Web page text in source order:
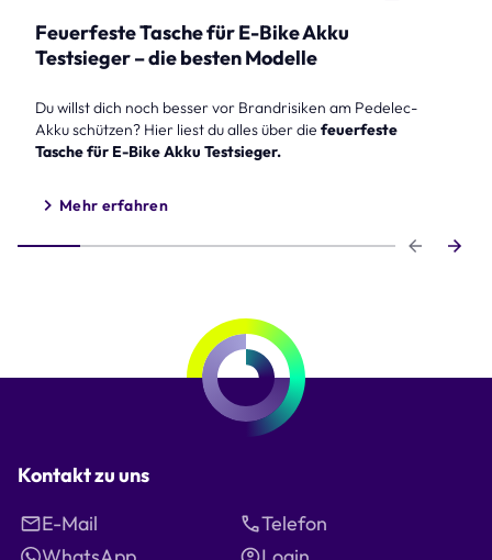
Feuerfeste Tasche für E-Bike Akku
Testsieger – die besten Modelle
Du willst dich noch besser vor Brandrisiken am Pedelec-
Akku schützen? Hier liest du alles über die feuerfeste
Tasche für E-Bike Akku Testsieger.
Mehr erfahren
Kontakt zu uns
E-Mail
Telefon